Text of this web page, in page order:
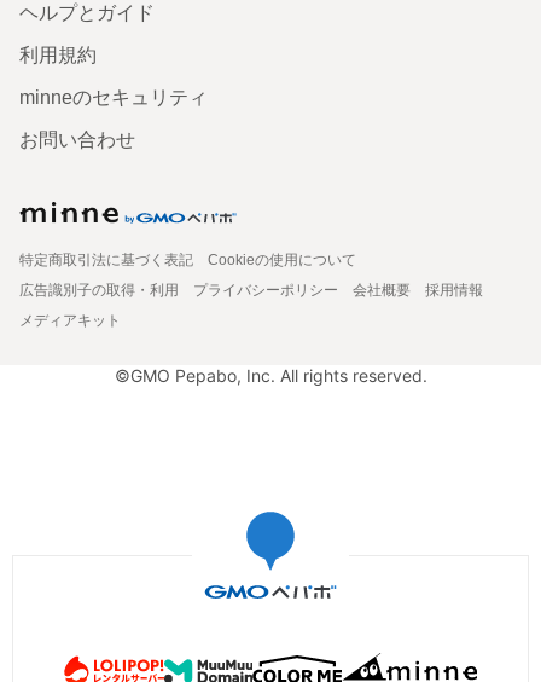
ヘルプとガイド
利用規約
minneのセキュリティ
お問い合わせ
特定商取引法に基づく表記
Cookieの使用について
広告識別子の取得・利用
プライバシーポリシー 会社概要
採用情報
メディアキット
©GMO Pepabo, Inc. All rights reserved.